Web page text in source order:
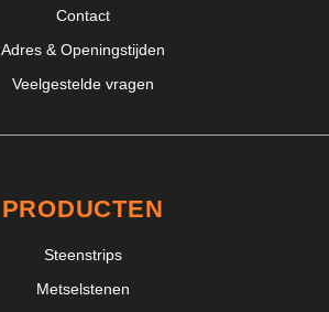
Contact
Adres & Openingstijden
Veelgestelde vragen
PRODUCTEN
Steenstrips
Metselstenen